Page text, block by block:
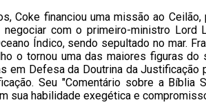
Coke financiou uma missão ao
negociar com o primeiro-ministro Lord
Índico, sendo sepultado no mar.
o tornou uma das maiores figuras
em Defesa da Doutrina da Justificação
Seu "Comentário sobre a Bíblia
sua habilidade exegética e